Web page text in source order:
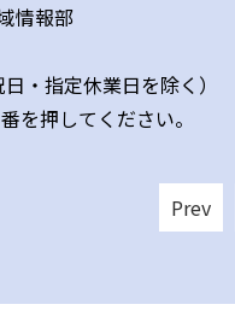
情報部
・指定休業日を除く）
を押してください。
Prev